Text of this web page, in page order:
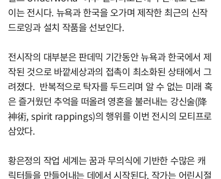
이는 전시다. 뉴욕과 한국을 오가며 제작한 최근의 신작
드로잉과 설치 작품을 선보인다.
전시작의 대부분은 판데믹 기간동안 뉴욕과 한국에서 제
작된 것으로 바깥세상과의 접촉이 최소화된 상태에서 그
려졌다. 반복적으로 탁자를 두드리며 알 수 없는 미래 혹
은 즐거웠던 추억을 떠올려 영혼을 불러내는 강신술(降
神術, spirit rappings)의 행위를 이번 전시의 모티프로
삼았다.
황은정의 작업 세계는 꿈과 무의식에 기반한 수많은 캐
릭터들을 만들어내는 데에서 시작된다. 작가는 어린시절